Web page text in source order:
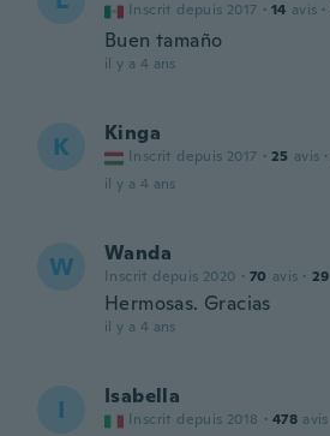
Inscrit depuis 2017 · 14 avis ·
Buen tamaño
il y a 4 ans
K Kinga
Inscrit depuis 2017 · 25 avis ·
il y a 4 ans
W Wanda
Inscrit depuis 2020 · 70 avis · 29
Hermosas. Gracias
il y a 4 ans
I Isabella
Inscrit depuis 2018 · 478 avis